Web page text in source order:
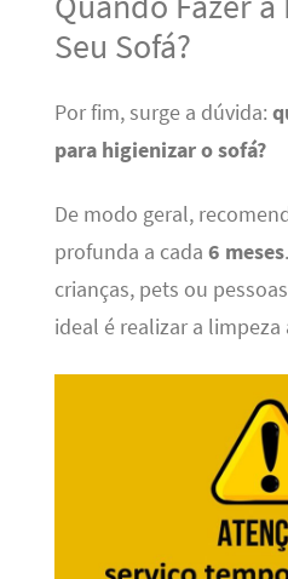
Seu Sofá?
Por fim, surge a dúvida:
para higienizar o sofá?
De modo geral,
profunda a cada 6 meses
crianças, pets ou
ideal é realizar a limpeza